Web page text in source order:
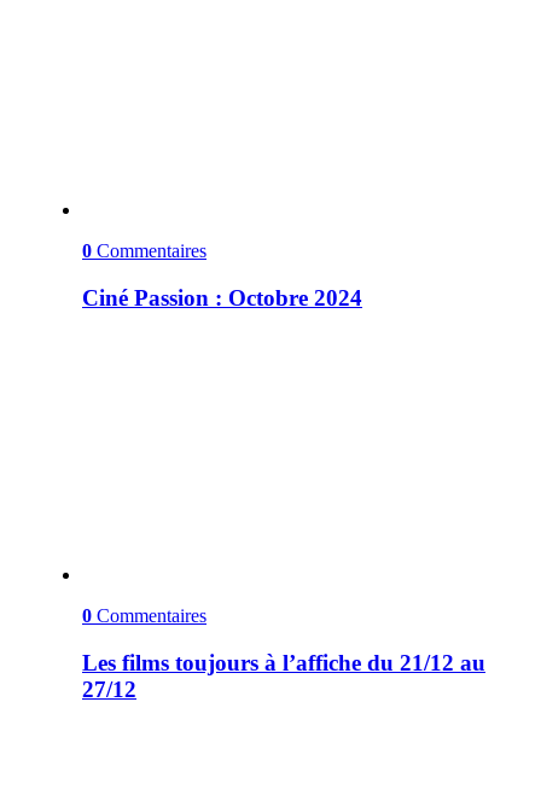
0 Commentaires
Ciné Passion : Octobre 2024
0 Commentaires
Les films toujours à l’affiche du 21/12 au
27/12